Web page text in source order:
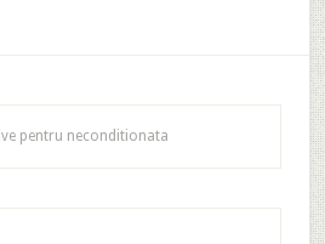
pentru neconditionata